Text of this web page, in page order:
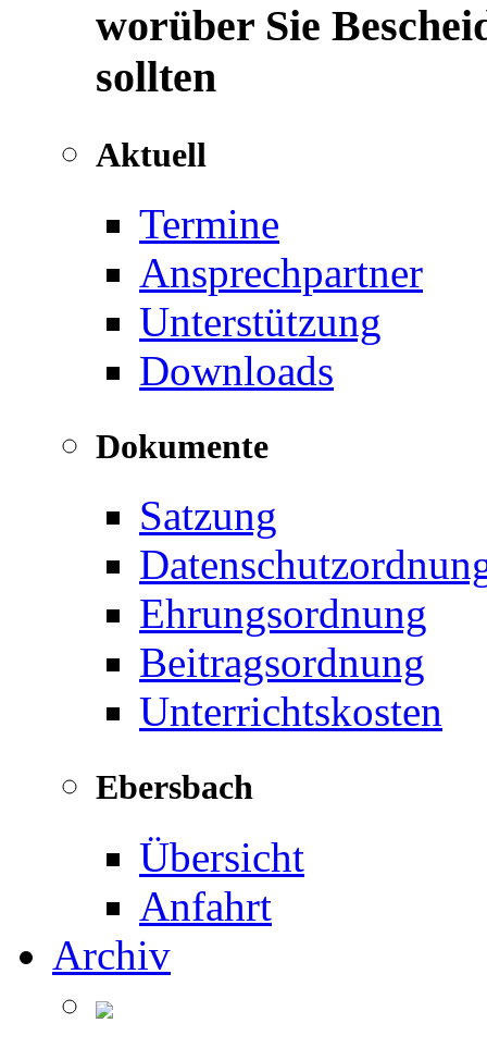
worüber Sie
sollten
Aktuell
Termine
Ansprechpartner
Unterstützung
Downloads
Dokumente
Satzung
Ehrungsordnung
Beitragsordnung
Unterrichtskosten
Ebersbach
Übersicht
Anfahrt
Archiv